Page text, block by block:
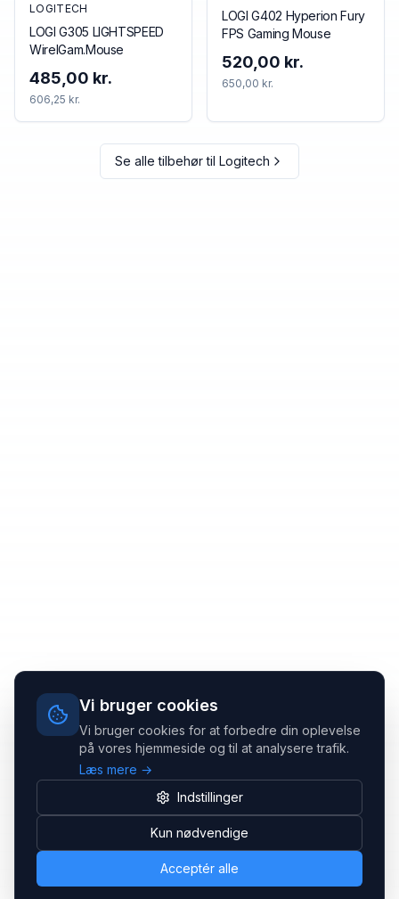
Vi bruger cookies
Vi bruger cookies for at forbedre din oplevelse
på vores hjemmeside og til at analysere trafik.
Læs mere →
Indstillinger
Kun nødvendige
Acceptér alle
LOGITECH
LOGI G305 LIGHTSPEED
WirelGam.Mouse
485,00 kr.
606,25 kr.
LOGI G402 Hyperion Fury
FPS Gaming Mouse
520,00 kr.
650,00 kr.
Se alle tilbehør til Logitech